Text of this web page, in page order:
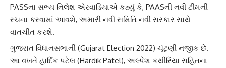
PASSના સભ્ય નિલેશ એરવાડિયાએ કહ્યું કે, PAASની નવી ટીમની
રચના કરવામાં આવશે, અમારી નવી સમિતિ નવી સરકાર સાથે
વાતચીત કરશે.
ગુજરાત વિધાનસભાની (Gujarat Election 2022) ચૂંટણી નજીક છે.
આ વખતે હાર્દિક પટેલ (Hardik Patel), અલ્પેશ કથીરિયા સહિતના